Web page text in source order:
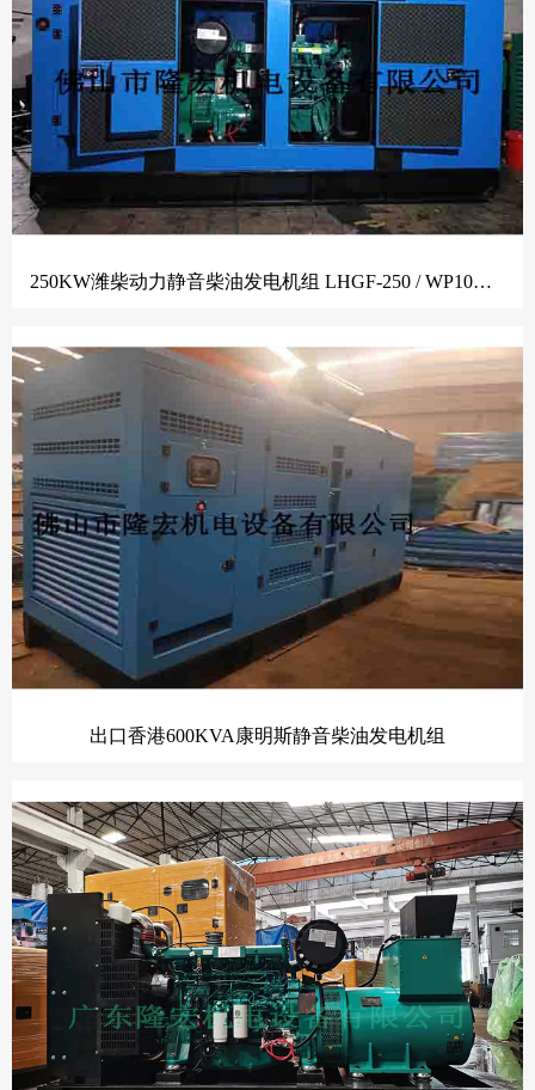
250KW潍柴动力静音柴油发电机组 LHGF-250 / WP10D320E200
出口香港600KVA康明斯静音柴油发电机组